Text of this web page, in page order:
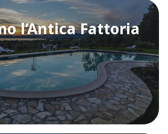
l’Antica Fattoria